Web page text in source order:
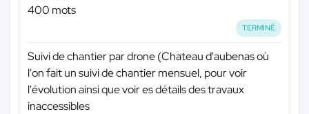
400 mots
TERMINÉ
Suivi de chantier par drone (Chateau d'aubenas où
l'on fait un suivi de chantier mensuel, pour voir
l'évolution ainsi que voir es détails des travaux
inaccessibles